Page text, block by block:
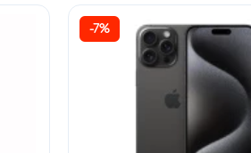
-7%